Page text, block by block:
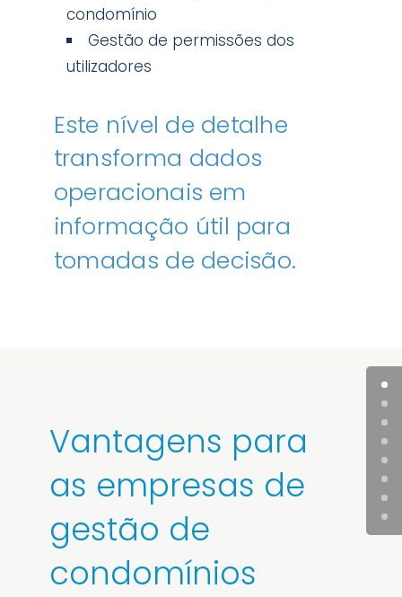
condomínio
Gestão de permissões dos
utilizadores
Este nível de detalhe
transforma dados
operacionais em
informação útil para
tomadas de decisão.
Vantagens para
as empresas de
gestão de
condomínios